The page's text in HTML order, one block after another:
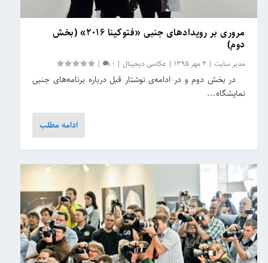
مروری بر رویدادهای جنبی «فتوکینا ۲۰۱۶» (بخش
دوم)
مدیر سایت | 4 مهر 1395 |عکاسی دیجیتال |
0
|
در بخش دوم و در ادامه‌ی نوشتار قبل درباره برنامه‌های جنبی
نمایشگاه...
ادامه مطلب